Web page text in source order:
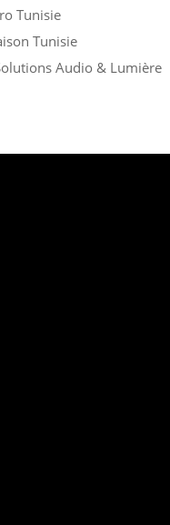
Tunisie
Tunisie
Audio & Lumière